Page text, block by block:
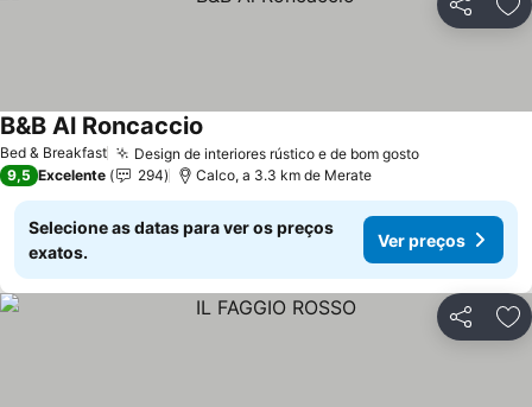
Partilhar
Bed & Breakfast Design de interiores rústico e de bom gostoVer preços
B&B Al Roncaccio
9,5 Excelente 294 Calco, a 3.3 km de Merate
Selecione as datas para ver os preços
exatos.
Ver preços
Partilhar